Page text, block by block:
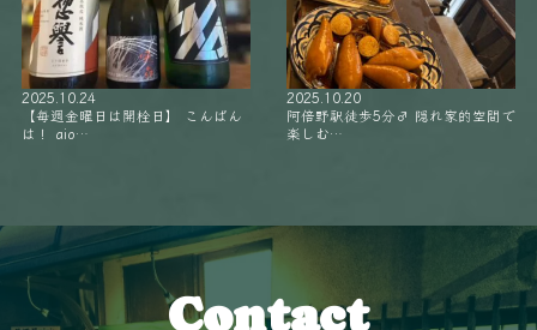
2025.10.24
【毎週金曜日は開栓日】 こんばん
は！ aio…
2025.10.20
阿倍野駅徒歩5分‍♂️ 隠れ家的空間で
楽しむ…
Contact